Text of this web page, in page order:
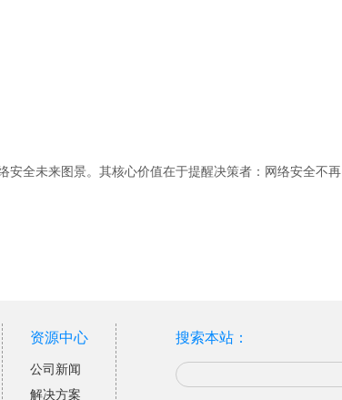
安全未来图景。其核心价值在于提醒决策者：网络安全不再
资源中心
公司新闻
解决方案
搜索本站：